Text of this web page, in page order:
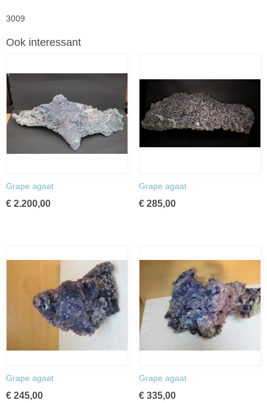
3009
Ook interessant
Grape agaat
€ 2.200,00
Grape agaat
€ 285,00
Grape agaat
€ 245,00
Grape agaat
€ 335,00